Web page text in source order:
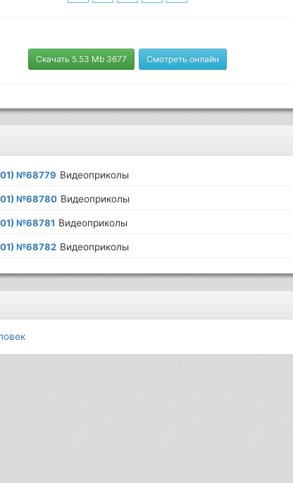
Скачать 5.53 Mb 3677 Смотреть онлайн
01) №68779 Видеоприколы
01) №68780 Видеоприколы
№68781 Видеоприколы
01) №68782 Видеоприколы